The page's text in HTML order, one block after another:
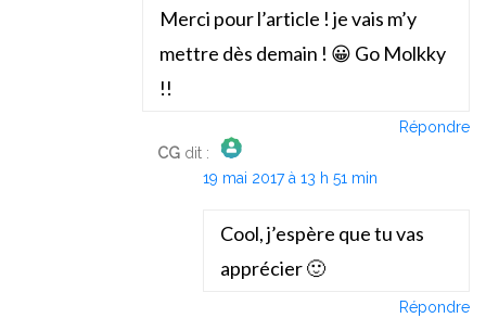
Merci pour l’article ! je vais m’y
mettre dès demain ! 😀 Go Molkky
!!
Répondre
CG dit :
The Real Person Badge!
19 mai 2017 à 13 h 51 min
Cool, j’espère que tu vas
apprécier 🙂
Répondre